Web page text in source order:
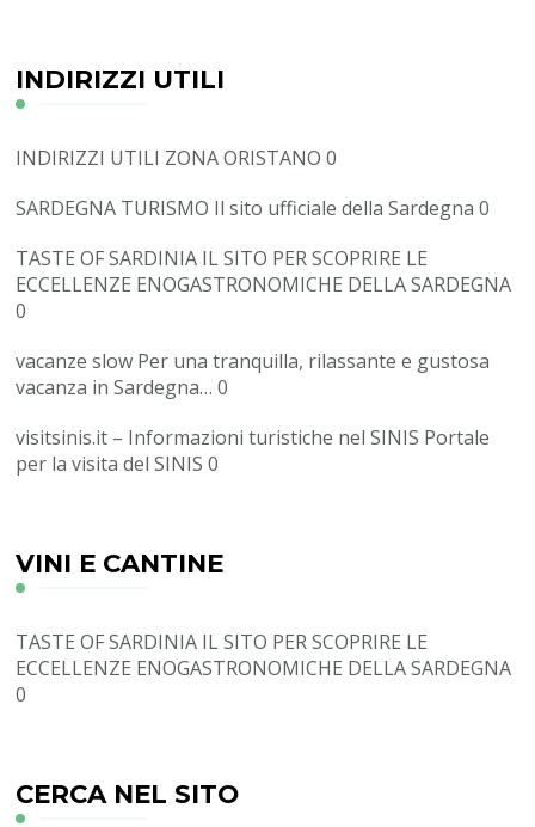
INDIRIZZI UTILI
INDIRIZZI UTILI ZONA ORISTANO 0
SARDEGNA TURISMO Il sito ufficiale della Sardegna 0
TASTE OF SARDINIA IL SITO PER SCOPRIRE LE
ECCELLENZE ENOGASTRONOMICHE DELLA SARDEGNA
0
vacanze slow Per una tranquilla, rilassante e gustosa
vacanza in Sardegna… 0
visitsinis.it – Informazioni turistiche nel SINIS Portale
per la visita del SINIS 0
VINI E CANTINE
TASTE OF SARDINIA IL SITO PER SCOPRIRE LE
ECCELLENZE ENOGASTRONOMICHE DELLA SARDEGNA
0
CERCA NEL SITO